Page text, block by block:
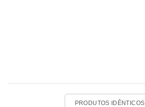
PRODUTOS IDÊNTICOS